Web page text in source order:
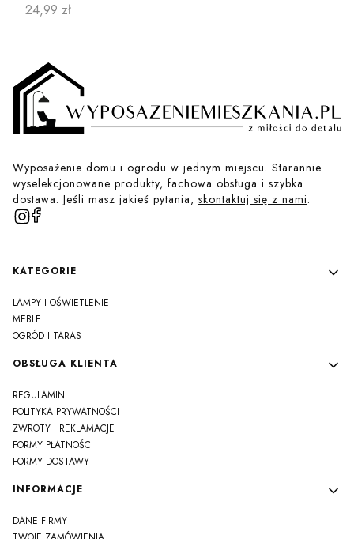
Cena
24,99 zł
Wyposażenie domu i ogrodu w jednym miejscu. Starannie
wyselekcjonowane produkty, fachowa obsługa i szybka
dostawa. Jeśli masz jakieś pytania, skontaktuj się z nami.
Linki w stopce
KATEGORIE
LAMPY I OŚWIETLENIE
MEBLE
OGRÓD I TARAS
OBSŁUGA KLIENTA
REGULAMIN
POLITYKA PRYWATNOŚCI
ZWROTY I REKLAMACJE
FORMY PŁATNOŚCI
FORMY DOSTAWY
INFORMACJE
DANE FIRMY